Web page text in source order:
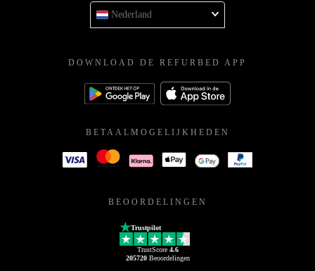
Nederland
DOWNLOAD DE REFURBED APP
BETAALMOGELIJKHEDEN
BEOORDELINGEN
Trustpilot
TrustScore 4.6
205720Beoordelingen